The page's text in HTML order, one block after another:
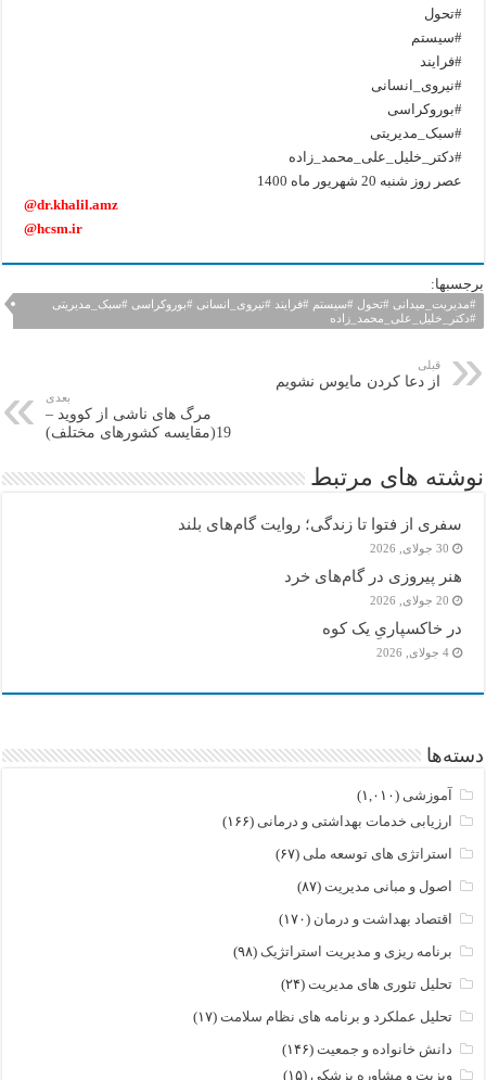
#تحول
#سیستم
#فرایند
#نیروی_انسانی
#بوروکراسی
#سبک_مدیریتی
#دکتر_خلیل_علی_محمد_زاده
عصر روز شنبه 20 شهریور ماه 1400
@dr.khalil.amz
@hcsm.ir
برجسبها:
#مدیریت_میدانی #تحول #سیستم #فرایند #نیروی_انسانی #بوروکراسی #سبک_مدیریتی
#دکتر_خلیل_علی_محمد_زاده
قبلی
از دعا کردن مایوس نشویم
بعدی
مرگ های ناشی از کووید –
19(مقایسه کشورهای مختلف)
نوشته های مرتبط
سفری از فتوا تا زندگی؛ روایت گام‌های بلند
30 جولای, 2026
هنر پیروزی در گام‌های خرد
20 جولای, 2026
در خاکسپاریِ یک کوه
4 جولای, 2026
دسته‌ها
آموزشی (۱,۰۱۰)
ارزیابی خدمات بهداشتی و درمانی (۱۶۶)
استراتژی های توسعه ملی (۶۷)
اصول و مبانی مدیریت (۸۷)
اقتصاد بهداشت و درمان (۱۷۰)
برنامه ریزی و مدیریت استراتژیک (۹۸)
تحلیل تئوری های مدیریت (۲۴)
تحلیل عملکرد و برنامه های نظام سلامت (۱۷)
دانش خانواده و جمعیت (۱۴۶)
ویزیت و مشاوره پزشکی (۱۵)